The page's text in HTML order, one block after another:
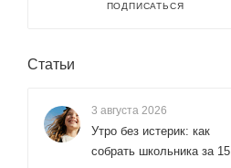
ПОДПИСАТЬСЯ
Статьи
3 августа 2026
Утро без истерик: как
собрать школьника за 15